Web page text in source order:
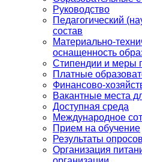
Руководство
Педагогический
состав
Материально-
оснащенность
Стипендии и меры
Платные
Финансово-
Вакантные места
Доступная среда
Международное
Прием на обучение
Результаты опросов
Организация